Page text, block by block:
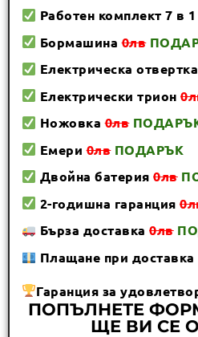
Работен комплект 7 в
Бормашина0лв
Електрическа
Електрически трион
Ножовка0лв
Емери0лвПОДАРЪК
Двойна батерия0лв
2-годишна гаранция
Бърза доставка0лв
Плащане при доставка
Гаранция за
ПОПЪЛНЕТЕ
ЩЕ ВИ СЕ